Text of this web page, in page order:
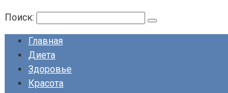
Поиск:
Главная
Диета
Здоровье
Красота